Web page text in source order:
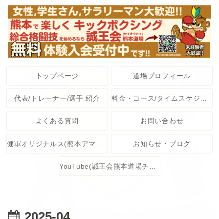
トップページ 道場プロフィール
代表/トレーナー/選手 紹介
よくある質問 お問い合わせ
お知らせ・ブログ
YouTube(誠王会熊本道場チャンネル)